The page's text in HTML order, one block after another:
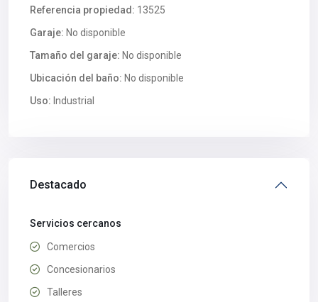
Referencia propiedad: 13525
Garaje: No disponible
Tamaño del garaje: No disponible
Ubicación del baño: No disponible
Uso: Industrial
Destacado
Servicios cercanos
Comercios
Concesionarios
Talleres